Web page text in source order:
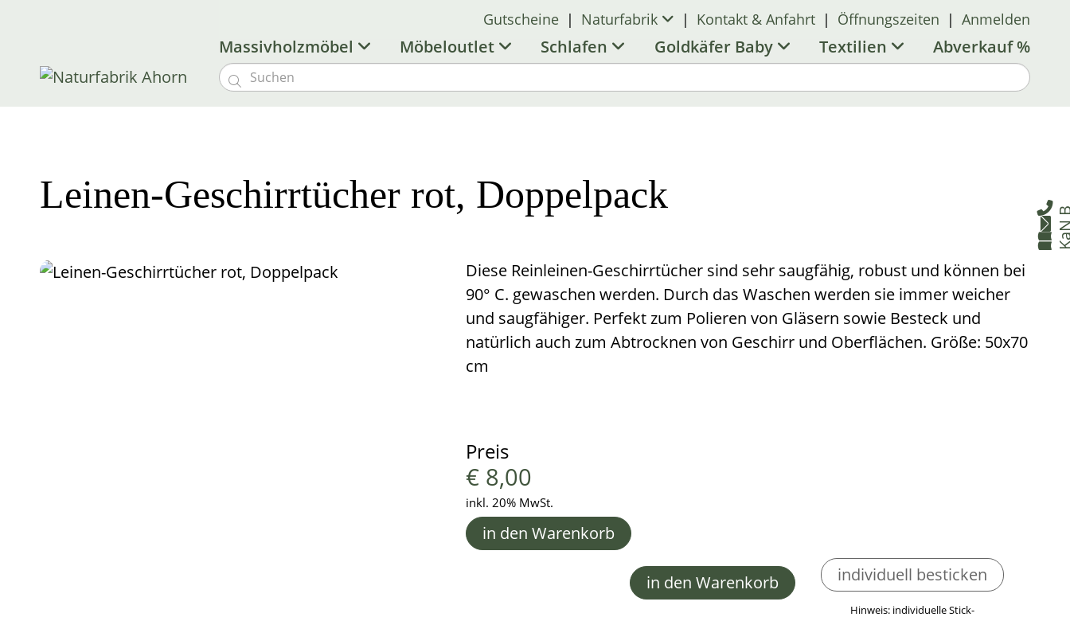



Gutscheine | Naturfabrik | Kontakt & Anfahrt | Öffnungszeiten | Anmelden
Massivholzmöbel Möbeloutlet Schlafen Goldkäfer Baby Textilien Abverkauf %

Leinen-Geschirrtücher rot, Doppelpack
Diese Reinleinen-Geschirrtücher sind sehr saugfähig, robust und können bei
90° C. gewaschen werden. Durch das Waschen werden sie immer weicher
und saugfähiger. Perfekt zum Polieren von Gläsern sowie Besteck und
natürlich auch zum Abtrocknen von Geschirr und Oberflächen. Größe: 50x70
cm
Preis
€ 8,00
inkl. 20% MwSt.
in den Warenkorb
in den Warenkorb individuell besticken
Hinweis: individuelle Stick-